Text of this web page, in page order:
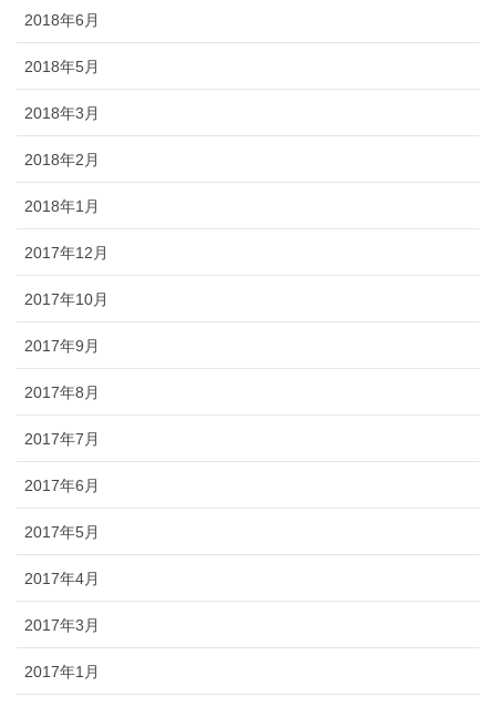
2018年6月
2018年5月
2018年3月
2018年2月
2018年1月
2017年12月
2017年10月
2017年9月
2017年8月
2017年7月
2017年6月
2017年5月
2017年4月
2017年3月
2017年1月